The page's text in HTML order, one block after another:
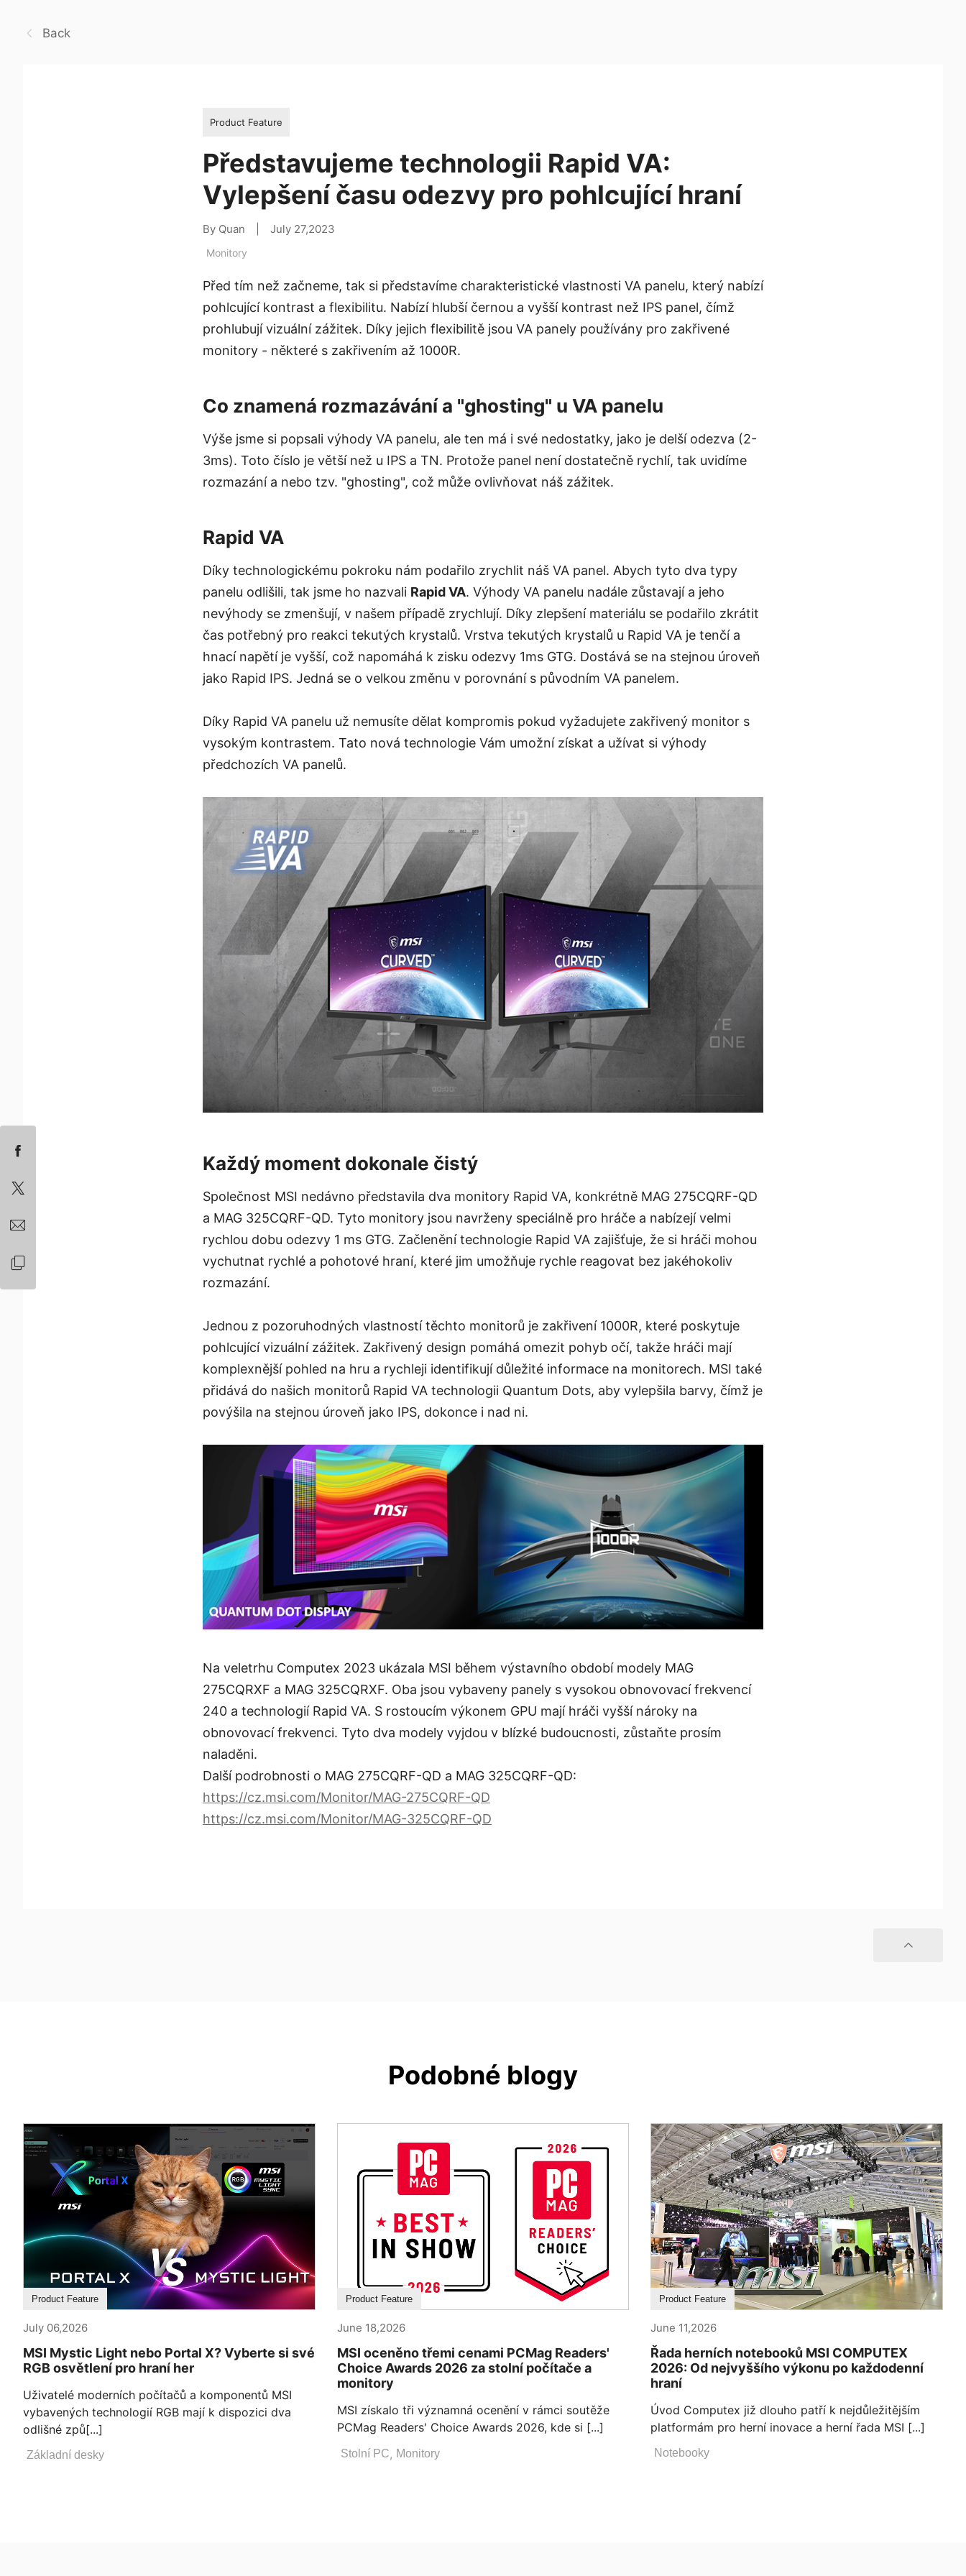
Back
Product Feature
Představujeme technologii Rapid VA:
Vylepšení času odezvy pro pohlcující hraní
By Quan July 27,2023
Monitory
Před tím než začneme, tak si představíme charakteristické vlastnosti VA panelu, který nabízí
pohlcující kontrast a flexibilitu. Nabízí hlubší černou a vyšší kontrast než IPS panel, čímž
prohlubují vizuální zážitek. Díky jejich flexibilitě jsou VA panely používány pro zakřivené
monitory - některé s zakřivením až 1000R.
Co znamená rozmazávání a "ghosting" u VA panelu
Výše jsme si popsali výhody VA panelu, ale ten má i své nedostatky, jako je delší odezva (2-
3ms). Toto číslo je větší než u IPS a TN. Protože panel není dostatečně rychlí, tak uvidíme
rozmazání a nebo tzv. "ghosting", což může ovlivňovat náš zážitek.
Rapid VA
Díky technologickému pokroku nám podařilo zrychlit náš VA panel. Abych tyto dva typy
panelu odlišili, tak jsme ho nazvali Rapid VA. Výhody VA panelu nadále zůstavají a jeho
nevýhody se zmenšují, v našem případě zrychlují. Díky zlepšení materiálu se podařilo zkrátit
čas potřebný pro reakci tekutých krystalů. Vrstva tekutých krystalů u Rapid VA je tenčí a
hnací napětí je vyšší, což napomáhá k zisku odezvy 1ms GTG. Dostává se na stejnou úroveň
jako Rapid IPS. Jedná se o velkou změnu v porovnání s původním VA panelem.
Díky Rapid VA panelu už nemusíte dělat kompromis pokud vyžadujete zakřivený monitor s
vysokým kontrastem. Tato nová technologie Vám umožní získat a užívat si výhody
předchozích VA panelů.
Každý moment dokonale čistý
Společnost MSI nedávno představila dva monitory Rapid VA, konkrétně MAG 275CQRF-QD
a MAG 325CQRF-QD. Tyto monitory jsou navrženy speciálně pro hráče a nabízejí velmi
rychlou dobu odezvy 1 ms GTG. Začlenění technologie Rapid VA zajišťuje, že si hráči mohou
vychutnat rychlé a pohotové hraní, které jim umožňuje rychle reagovat bez jakéhokoliv
rozmazání.
Jednou z pozoruhodných vlastností těchto monitorů je zakřivení 1000R, které poskytuje
pohlcující vizuální zážitek. Zakřivený design pomáhá omezit pohyb očí, takže hráči mají
komplexnější pohled na hru a rychleji identifikují důležité informace na monitorech. MSI také
přidává do našich monitorů Rapid VA technologii Quantum Dots, aby vylepšila barvy, čímž je
povýšila na stejnou úroveň jako IPS, dokonce i nad ni.
Na veletrhu Computex 2023 ukázala MSI během výstavního období modely MAG
275CQRXF a MAG 325CQRXF. Oba jsou vybaveny panely s vysokou obnovovací frekvencí
240 a technologií Rapid VA. S rostoucím výkonem GPU mají hráči vyšší nároky na
obnovovací frekvenci. Tyto dva modely vyjdou v blízké budoucnosti, zůstaňte prosím
naladěni.
Další podrobnosti o MAG 275CQRF-QD a MAG 325CQRF-QD:
https://cz.msi.com/Monitor/MAG-275CQRF-QD
https://cz.msi.com/Monitor/MAG-325CQRF-QD
Podobné blogy
Product Feature
July 06,2026
MSI Mystic Light nebo Portal X? Vyberte si své
RGB osvětlení pro hraní her
Uživatelé moderních počítačů a komponentů MSI
vybavených technologií RGB mají k dispozici dva
odlišné způ[...]
Základní desky
Product Feature
June 18,2026
MSI oceněno třemi cenami PCMag Readers'
Choice Awards 2026 za stolní počítače a
monitory
MSI získalo tři významná ocenění v rámci soutěže
PCMag Readers' Choice Awards 2026, kde si [...]
Stolní PC, Monitory
Product Feature
June 11,2026
Řada herních notebooků MSI COMPUTEX
2026: Od nejvyššího výkonu po každodenní
hraní
Úvod Computex již dlouho patří k nejdůležitějším
platformám pro herní inovace a herní řada MSI [...]
Notebooky